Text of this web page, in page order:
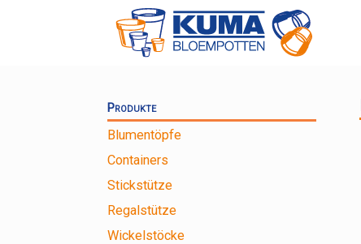
Produkte
Blumentöpfe
Containers
Stickstütze
Regalstütze
Wickelstöcke